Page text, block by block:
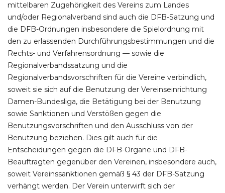
mittelbaren Zugehörigkeit des Vereins zum Landes
und/oder Regionalverband sind auch die DFB-Satzung und
die DFB-Ordnungen insbesondere die Spielordnung mit
den zu erlassenden Durchführungsbestimmungen und die
Rechts- und Verfahrensordnung — sowie die
Regionalverbandssatzung und die
Regionalverbandsvorschriften für die Vereine verbindlich,
soweit sie sich auf die Benutzung der Vereinseinrichtung
Damen-Bundesliga, die Betätigung bei der Benutzung
sowie Sanktionen und Verstößen gegen die
Benutzungsvorschriften und den Ausschluss von der
Benutzung beziehen. Dies gilt auch für die
Entscheidungen gegen die DFB-Organe und DFB-
Beauftragten gegenüber den Vereinen, insbesondere auch,
soweit Vereinssanktionen gemäß § 43 der DFB-Satzung
verhängt werden. Der Verein unterwirft sich der